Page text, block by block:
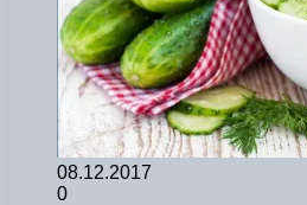
08.12.2017
0